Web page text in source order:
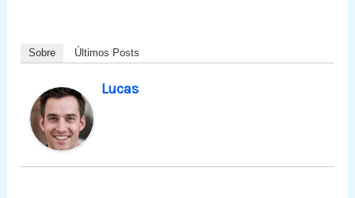
Sobre Últimos Posts
Lucas